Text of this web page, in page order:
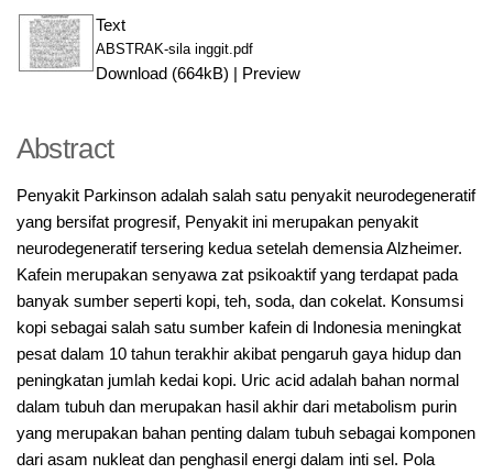
Text
ABSTRAK-sila inggit.pdf
Download (664kB) Preview
Abstract
Penyakit Parkinson adalah salah satu penyakit neurodegeneratif
yang bersifat progresif, Penyakit ini merupakan penyakit
neurodegeneratif tersering kedua setelah demensia Alzheimer.
Kafein merupakan senyawa zat psikoaktif yang terdapat pada
banyak sumber seperti kopi, teh, soda, dan cokelat. Konsumsi
kopi sebagai salah satu sumber kafein di Indonesia meningkat
pesat dalam 10 tahun terakhir akibat pengaruh gaya hidup dan
peningkatan jumlah kedai kopi. Uric acid adalah bahan normal
dalam tubuh dan merupakan hasil akhir dari metabolism purin
yang merupakan bahan penting dalam tubuh sebagai komponen
dari asam nukleat dan penghasil energi dalam inti sel. Pola